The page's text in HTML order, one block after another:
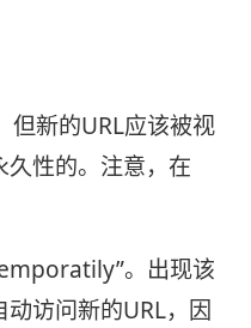
但新的URL应该被视
性的。注意，在
。出现该
访问新的URL，因